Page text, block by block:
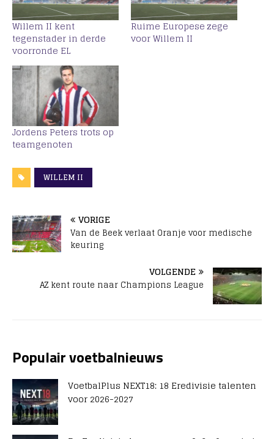
Willem II kent
tegenstader in derde
voorronde EL
Ruime Europese zege
voor Willem II
Jordens Peters trots op
teamgenoten
WILLEM II
VORIGE
Van de Beek verlaat Oranje voor medische
keuring
VOLGENDE
AZ kent route naar Champions League
Populair voetbalnieuws
VoetbalPlus NEXT18: 18 Eredivisie talenten
voor 2026-2027